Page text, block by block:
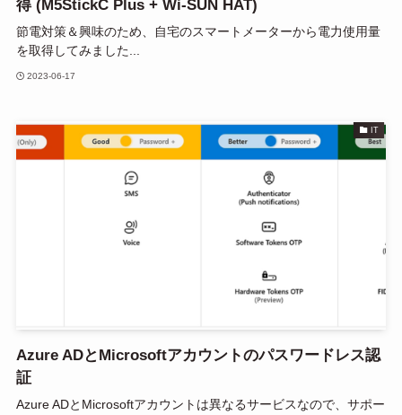
得 (M5StickC Plus + Wi-SUN HAT)
節電対策＆興味のため、自宅のスマートメーターから電力使用量
を取得してみました...
2023-06-17
IT
Azure ADとMicrosoftアカウントのパスワードレス認
証
Azure ADとMicrosoftアカウントは異なるサービスなので、サポー